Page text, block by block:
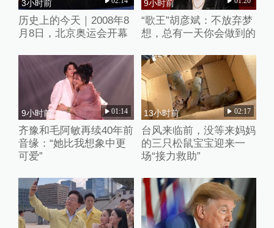
3小时前
历史上的今天｜2008年8
月8日，北京奥运会开幕
9小时前
“歌王”胡彦斌：不放弃梦
想，总有一天你会做到的
9小时前 01:14
齐豫和毛阿敏再续40年前
音缘：“她比我想象中更
可爱”
13小时前 02:17
台风来临前，没等来妈妈
的三只松鼠宝宝迎来一
场“接力救助”